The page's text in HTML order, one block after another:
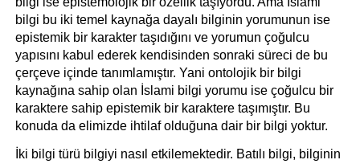
bilgi bu iki temel kaynağa dayalı bilginin yorumunun ise
epistemik bir karakter taşıdığını ve yorumun çoğulcu
yapısını kabul ederek kendisinden sonraki süreci de bu
çerçeve içinde tanımlamıştır. Yani ontolojik bir bilgi
kaynağına sahip olan İslami bilgi yorumu ise çoğulcu bir
karaktere sahip epistemik bir karaktere taşımıştır. Bu
konuda da elimizde ihtilaf olduğuna dair bir bilgi yoktur.
İki bilgi türü bilgiyi nasıl etkilemektedir. Batılı bilgi, bilginin